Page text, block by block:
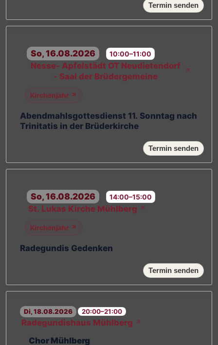
Termin senden
So, 16.08.2026 10:00–11:00
Nesse- Apfelstädt OT Neudietendorf
- Saal der Brüdergemeine
↗
Kirchenjahr ↗
Abendmahlsgottesdienst 11. Sonntag nach
Trinitatis in der Brüderkirche
Termin senden
So, 16.08.2026 14:00–15:00
St. Lukas Kirche Mühlberg ↗
Kirchenjahr ↗
Radegundis Gedenken
Termin senden
Di, 18.08.2026 20:00–21:00
Radegundishaus Mühlberg ↗
Chor Mühlberg